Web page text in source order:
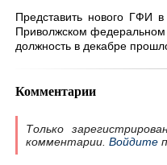
Представить нового ГФИ
Приволжском федеральном
должность в декабре
Комментарии
Только
комментарии. Войдите